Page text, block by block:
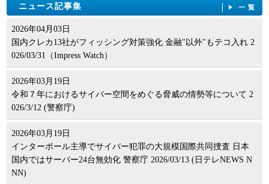
ニュース記事集 一覧
2026年04月03日
国内クレカ13社がフィッシング対策強化 金融"以外"もテコ入れ 2
026/03/31（Impress Watch）
2026年03月19日
令和７年におけるサイバー空間をめぐる脅威の情勢等について 2
026/3/12 (警察庁)
2026年03月19日
インターポール主導でサイバー犯罪の大規模国際共同捜査 日本
国内ではサーバー24台無効化 警察庁 2026/03/13 (日テレNEWS N
NN)